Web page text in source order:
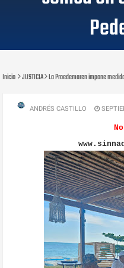
Inicio JUSTICIA La Proedemaren impone
ANDRÉS CASTILLO